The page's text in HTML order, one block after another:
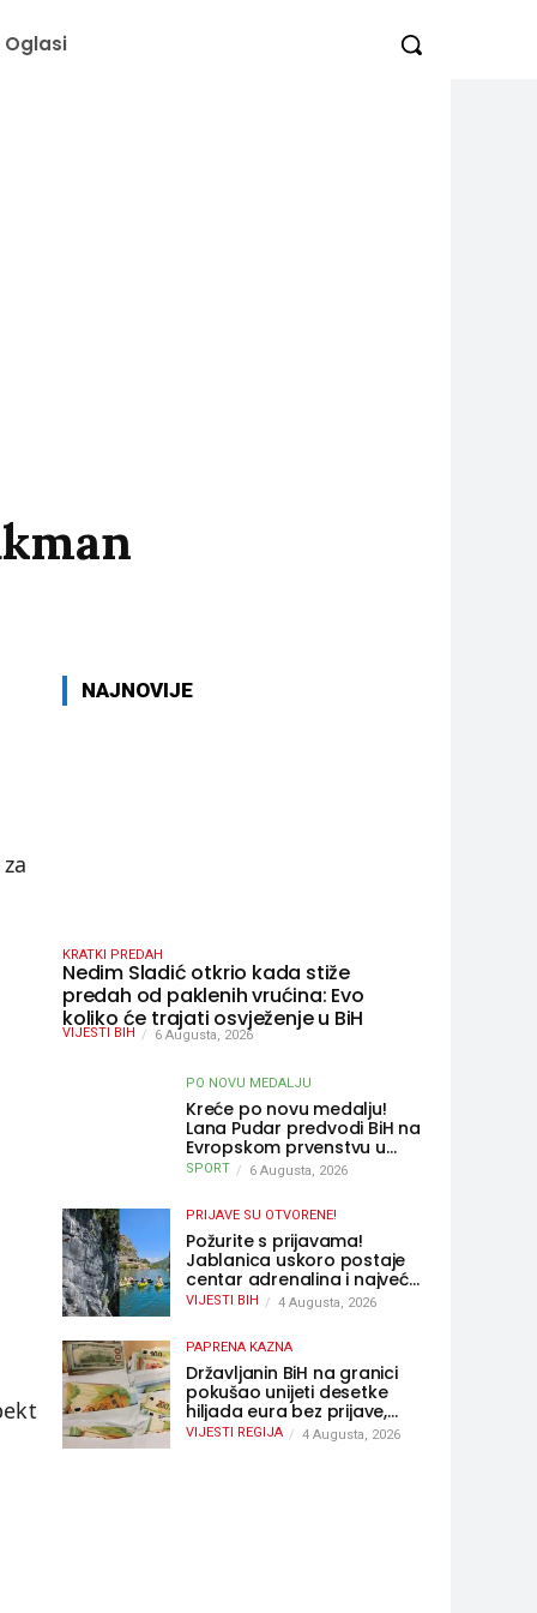
Oglasi
NAJNOVIJE
KRATKI PREDAH
Nedim Sladić otkrio kada stiže
predah od paklenih vrućina: Evo
koliko će trajati osvježenje u BiH
VIJESTI BIH 6 Augusta, 2026
PO NOVU MEDALJU
Kreće po novu medalju!
Lana Pudar predvodi BiH na
Evropskom prvenstvu u
Parizu
SPORT 6 Augusta, 2026
PRIJAVE SU OTVORENE!
Požurite s prijavama!
Jablanica uskoro postaje
centar adrenalina i najveće
outdoor avanture ovog
VIJESTI BIH 4 Augusta, 2026
PAPRENA KAZNA
Državljanin BiH na granici
pokušao unijeti desetke
hiljada eura bez prijave,
uslijedila “paprena” kazna
VIJESTI REGIJA 4 Augusta, 2026